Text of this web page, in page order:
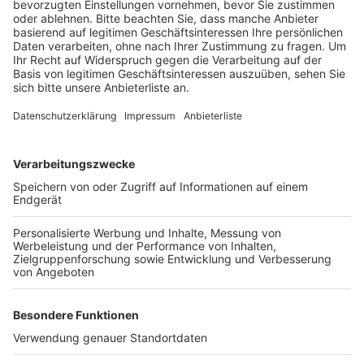
im Kreis.
Veröffentlicht:Sonntag, 30.06.2024 09:27
Anzeige
So lagen zum Beispiel in Elsdorf und Kerpen größere
Äste auf einigen Straßen und ein Baum war umgekippt.
Außerdem mussten die Einsatzkräfte Wasser aus zwei
Kellern pumpen, so ein erste Unwetterbilanz.
Anzeige